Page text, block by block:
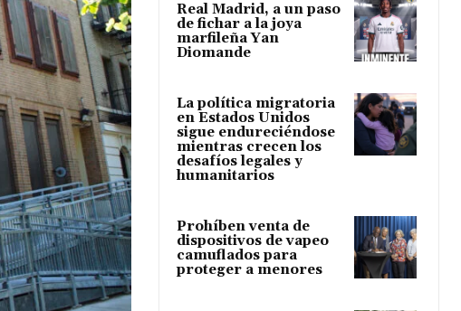
Real Madrid, a un paso
de fichar a la joya
marfileña Yan
Diomande
La política migratoria
en Estados Unidos
sigue endureciéndose
mientras crecen los
desafíos legales y
humanitarios
Prohíben venta de
dispositivos de vapeo
camuflados para
proteger a menores